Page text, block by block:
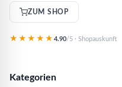
ZUM SHOP
★★★★★ 4.90/5 · Shopauskunft
Kategorien